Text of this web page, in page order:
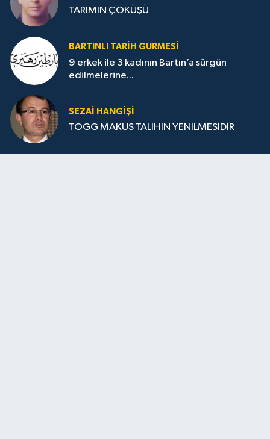
TARIMIN ÇÖKÜŞÜ
BARTINLI TARIH GURMESI
9 erkek ile 3 kadının Bartın’a sürgün
edilmelerine...
SEZAI HANGİŞİ
TOGG MAKUS TALİHİN YENİLMESİDİR